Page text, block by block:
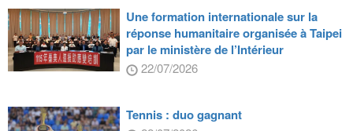
Une formation internationale sur la
réponse humanitaire organisée à Taipei
par le ministère de l’Intérieur
22/07/2026
Tennis : duo gagnant